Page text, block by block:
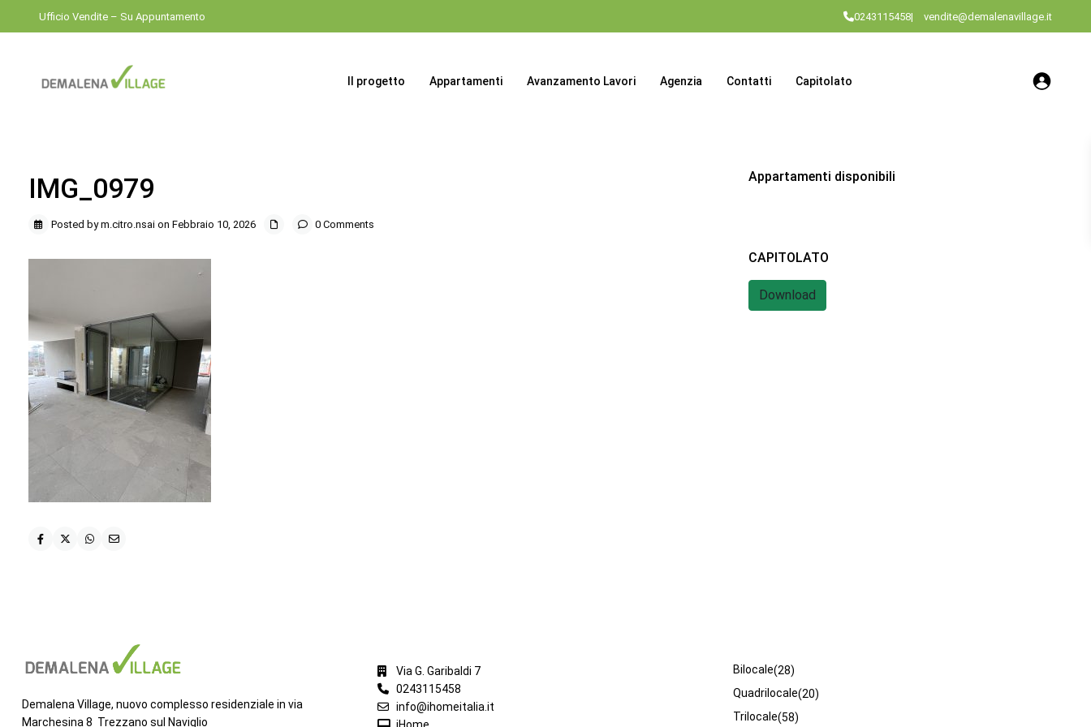
Ufficio Vendite – Su Appuntamento 0243115458| vendite@demalenavillage.it
Il progetto Appartamenti Avanzamento Lavori Agenzia Contatti Capitolato
IMG_0979
Posted by m.citro.nsai on Febbraio 10, 2026 0 Comments
Appartamenti disponibili
CAPITOLATO
Download
Demalena Village, nuovo complesso residenziale in via
Marchesina 8 Trezzano sul Naviglio
Via G. Garibaldi 7
0243115458
info@ihomeitalia.it
Bilocale(28)
Quadrilocale(20)
Trilocale(58)